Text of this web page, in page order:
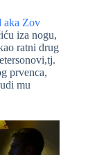
aka Zov
iza nogu,
ratni drug
prvenca,
mu